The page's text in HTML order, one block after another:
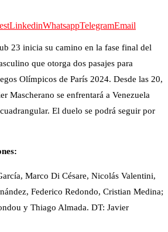
LinkedinWhatsappTelegramEmail
23 inicia su camino en la fase final del
que otorga dos pasajes para
Olímpicos de París 2024. Desde las 20,
Mascherano se enfrentará a Venezuela
El duelo se podrá seguir por
Marco Di Césare, Nicolás Valentini,
Federico Redondo, Cristian Medina;
y Thiago Almada. DT: Javier